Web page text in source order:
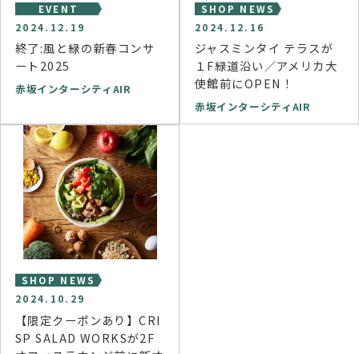
EVENT
2024.12.19
終了:風と緑の新春コンサ
ート2025
赤坂インターシティAIR
SHOP NEWS
2024.12.16
ジャスミンタイ テラスが
１F緑道沿い／アメリカ大
使館前にOPEN！
赤坂インターシティAIR
SHOP NEWS
2024.10.29
【限定クーポンあり】CRI
SP SALAD WORKSが2F